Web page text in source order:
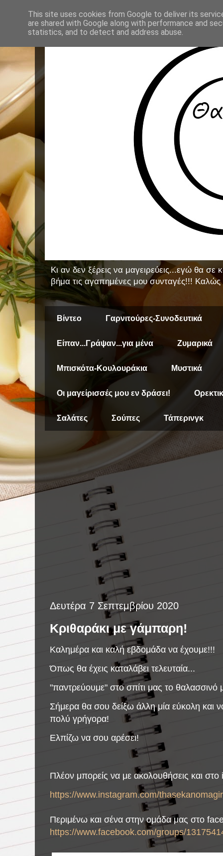
Κι αν δεν ξέρεις να μαγειρεύεις...εγώ θα
βήμα τις αγαπημένες μου συνταγές!!! Καλώς
Βίντεο Γαρνιτούρες-Συνοδευτικά
Είπαν...Γράψαν...για μένα Ζυμαρικά
Μπισκότα-Κουλουράκια Μυστικά
Οι μαγείρισσές μου εν δράσει!
Σαλάτες Σούπες Τάπερινγκ
Δευτέρα 7 Σεπτεμβρίου 2020
Κριθαράκι με γάμπαρη!
Καλημέρα και καλή εβδομάδα να έχουμε!!!
Όπως θα έχεις καταλάβει τελευταία...
"παντρεύουμε" στο σπίτι μας το θαλασσινό
Σήμερα θα σου δείξω άλλη μία εύκολη και
πολύ γρήγορα!
Ελπίζω να σου αρέσει!
Πλέον μπορείς να με ακολουθήσεις και
https://www.instagram.com/
Περιμένω και σένα στην ομάδα μας στο
https://www.facebook.com/groups/
This site uses cookies from Google to deliver its
are shared with Google along with performance and
statistics, and to detect and address abuse.